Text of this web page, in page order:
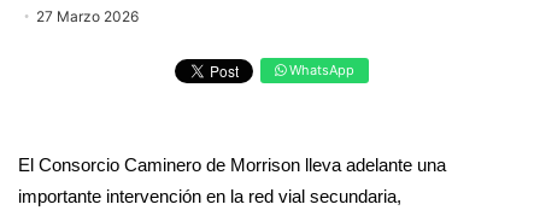
27 Marzo 2026
WhatsApp
​El Consorcio Caminero de Morrison lleva adelante una
importante intervención en la red vial secundaria,